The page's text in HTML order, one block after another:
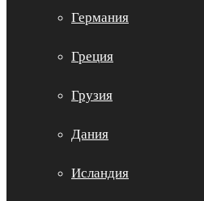
Германия
Греция
Грузия
Дания
Исландия